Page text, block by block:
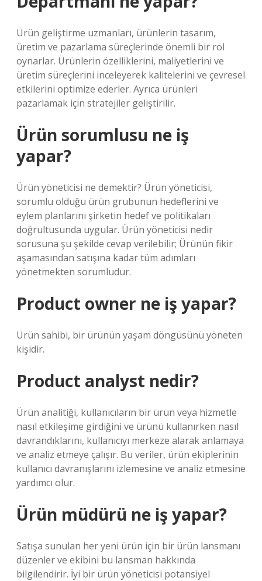
Ürün geliştirme uzmanları, ürünlerin tasarım,
üretim ve pazarlama süreçlerinde önemli bir rol
oynarlar. Ürünlerin özelliklerini, maliyetlerini ve
üretim süreçlerini inceleyerek kalitelerini ve çevresel
etkilerini optimize ederler. Ayrıca ürünleri
pazarlamak için stratejiler geliştirilir.
Ürün sorumlusu ne iş
yapar?
Ürün yöneticisi ne demektir? Ürün yöneticisi,
sorumlu olduğu ürün grubunun hedeflerini ve
eylem planlarını şirketin hedef ve politikaları
doğrultusunda uygular. Ürün yöneticisi nedir
sorusuna şu şekilde cevap verilebilir; Ürünün fikir
aşamasından satışına kadar tüm adımları
yönetmekten sorumludur.
Product owner ne iş yapar?
Ürün sahibi, bir ürünün yaşam döngüsünü yöneten
kişidir.
Product analyst nedir?
Ürün analitiği, kullanıcıların bir ürün veya hizmetle
nasıl etkileşime girdiğini ve ürünü kullanırken nasıl
davrandıklarını, kullanıcıyı merkeze alarak anlamaya
ve analiz etmeye çalışır. Bu veriler, ürün ekiplerinin
kullanıcı davranışlarını izlemesine ve analiz etmesine
yardımcı olur.
Ürün müdürü ne iş yapar?
Satışa sunulan her yeni ürün için bir ürün lansmanı
düzenler ve ekibini bu lansman hakkında
bilgilendirir. İyi bir ürün yöneticisi potansiyel